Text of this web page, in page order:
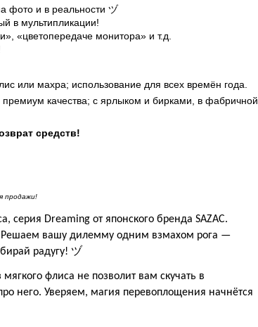
фото и в реальности ヅ
в мультипликации!
«цветопередаче монитора» и т.д.
или махра; использование для всех времён года.
премиум качества; с ярлыком и бирками, в фабричной
средств!
продажи!
серия Dreaming от японского бренда SAZAC.
Решаем вашу дилемму одним взмахом рога —
радугу! ヅ
флиса не позволит вам скучать в
него. Уверяем, магия перевоплощения начнётся